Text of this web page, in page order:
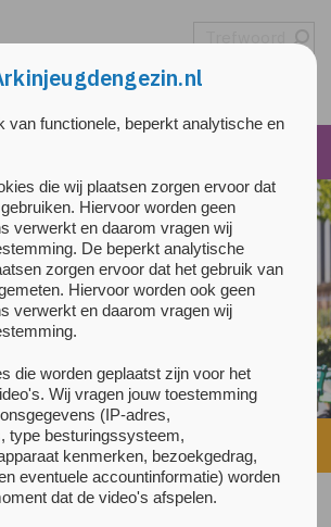
»Digitale zorg
van functionele, beperkt analytische en
die wij plaatsen zorgen ervoor dat
Hiervoor worden geen
verwerkt en daarom vragen wij
De beperkt analytische
zorgen ervoor dat het gebruik van
Hiervoor worden ook geen
verwerkt en daarom vragen wij
die worden geplaatst zijn voor het
Wij vragen jouw toestemming
(IP-adres,
type besturingssysteem,
kenmerken, bezoekgedrag,
eventuele accountinformatie) worden
dat de video's afspelen.